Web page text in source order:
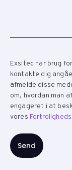
Exsitec har brug
kontakte dig
afmelde disse
om, hvordan man
engageret i at
vores